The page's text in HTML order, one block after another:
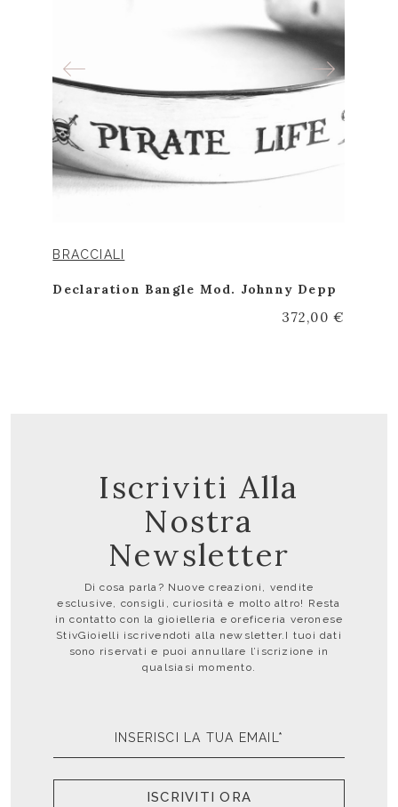
BRACCIALI
Declaration Bangle Mod. Johnny Depp
372,00 €
Iscriviti Alla
Nostra
Newsletter
Di cosa parla? Nuove creazioni, vendite
esclusive, consigli, curiosità e molto altro! Resta
in contatto con la gioielleria e oreficeria veronese
StivGioielli iscrivendoti alla newsletter.I tuoi dati
sono riservati e puoi annullare l’iscrizione in
qualsiasi momento.
ISCRIVITI ORA